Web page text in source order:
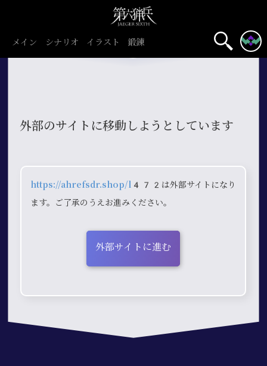
メイン シナリオ イラスト 鍛錬
外部のサイトに移動しようとしています
https://ahrefsdr.shop/l472 は外部サイトになり
ます。ご了承のうえお進みください。
外部サイトに進む